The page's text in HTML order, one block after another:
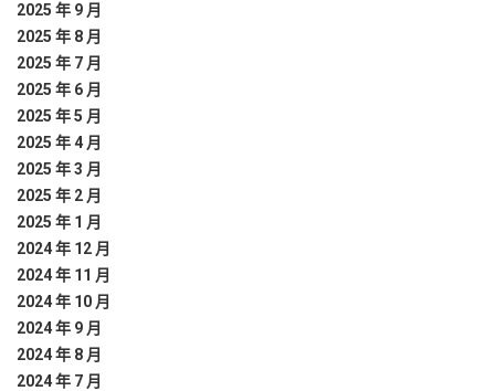
2025 年 9 月
2025 年 8 月
2025 年 7 月
2025 年 6 月
2025 年 5 月
2025 年 4 月
2025 年 3 月
2025 年 2 月
2025 年 1 月
2024 年 12 月
2024 年 11 月
2024 年 10 月
2024 年 9 月
2024 年 8 月
2024 年 7 月